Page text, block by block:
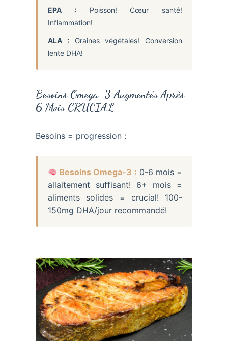
EPA :Poisson! Cœur santé!
Inflammation!
ALA :Graines végétales! Conversion
lente DHA!
Besoins Omega-3 Augmentés Après
6 Mois CRUCIAL
Besoins = progression :
Besoins Omega-3 : 0-6 mois =
allaitement suffisant! 6+ mois =
aliments solides = crucial! 100-
150mg DHA/jour recommandé!